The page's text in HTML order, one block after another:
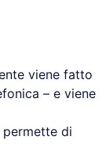
viene fatto
– e viene
permette di